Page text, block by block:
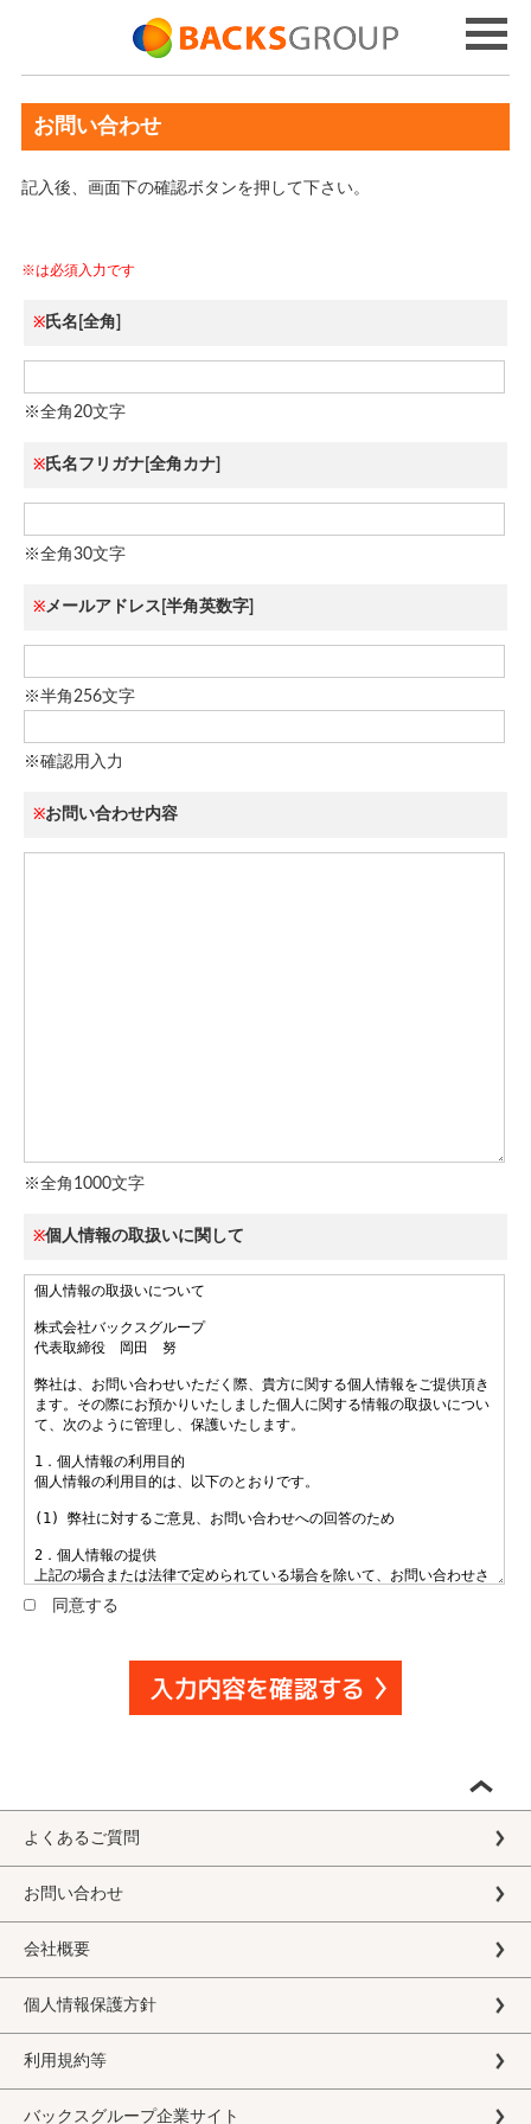
お問い合わせ
記入後、画面下の確認ボタンを押して下さい。
※は必須入力です
※ 氏名[全角]
※全角20文字
※ 氏名フリガナ[全角カナ]
※全角30文字
※メールアドレス[半角英数字]
※半角256文字
※確認用入力
※お問い合わせ内容
※全角1000文字
※個人情報の取扱いに関して
同意する
よくあるご質問
お問い合わせ
会社概要
個人情報保護方針
利用規約等
バックスグループ企業サイト